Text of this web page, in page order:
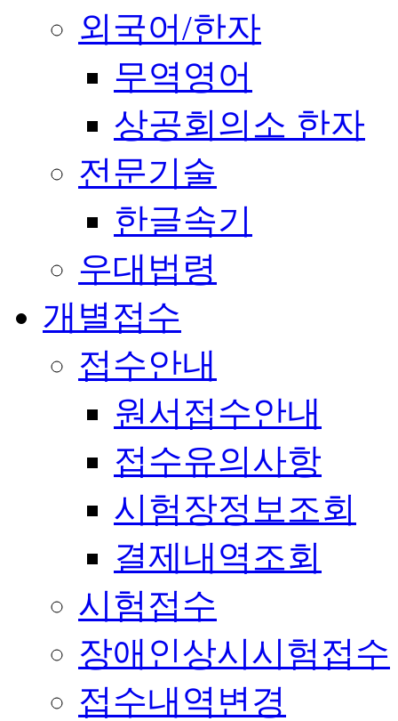
외국어/한자
무역영어
상공회의소 한자
전문기술
한글속기
우대법령
개별접수
접수안내
원서접수안내
접수유의사항
시험장정보조회
결제내역조회
시험접수
장애인상시시험접수
접수내역변경